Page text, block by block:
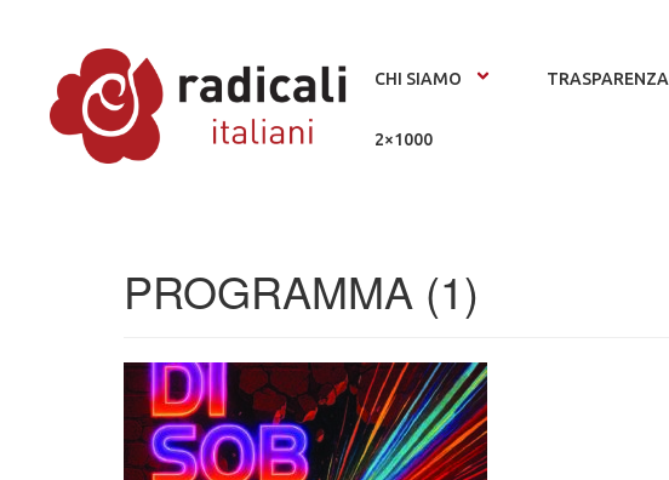
CHI SIAMO TRASPARENZA
2×1000
PROGRAMMA (1)